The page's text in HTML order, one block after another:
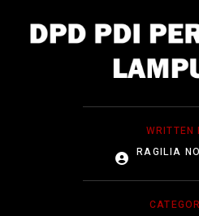
WRITTEN
RAGILIA